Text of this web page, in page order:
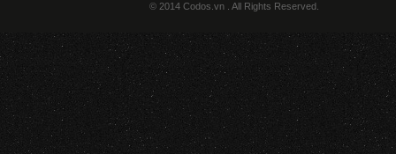
© 2014 Codos.vn . All Rights Reserved.